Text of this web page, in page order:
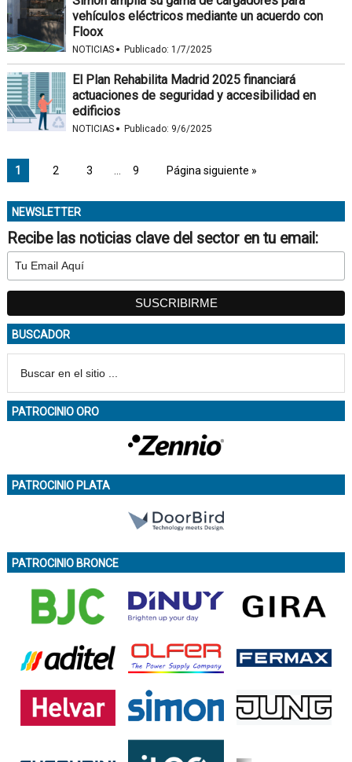
vehículos eléctricos mediante un acuerdo con
Floox
NOTICIAS · Publicado: 1/7/2025
El Plan Rehabilita Madrid 2025 financiará
actuaciones de seguridad y accesibilidad en
edificios
NOTICIAS · Publicado: 9/6/2025
1 2 3 9 Página siguiente »
NEWSLETTER
Recibe las noticias clave del sector en tu email:
BUSCADOR
PATROCINIO ORO
PATROCINIO PLATA
PATROCINIO BRONCE